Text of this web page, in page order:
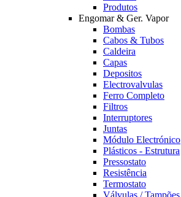
Produtos
Engomar & Ger. Vapor
Bombas
Cabos & Tubos
Caldeira
Capas
Depositos
Electrovalvulas
Ferro Completo
Filtros
Interruptores
Juntas
Módulo Electrónico
Plásticos - Estrutura
Pressostato
Resistência
Termostato
Válvulas / Tampões